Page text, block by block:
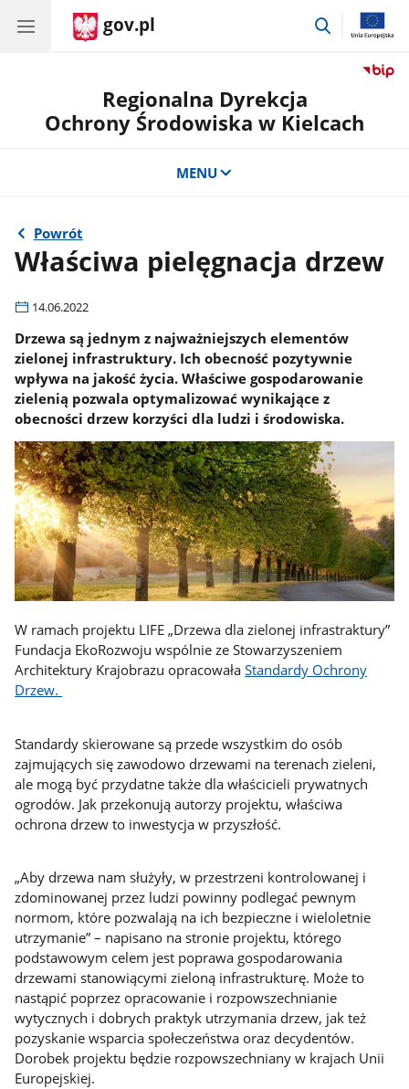
gov.pl
przejdź
Regionalna Dyrekcja
Ochrony Środowiska w Kielcach
MENU
Powrót
Właściwa pielęgnacja drzew
14.06.2022
Drzewa są jednym z najważniejszych elementów
zielonej infrastruktury. Ich obecność pozytywnie
wpływa na jakość życia. Właściwe gospodarowanie
zielenią pozwala optymalizować wynikające z
obecności drzew korzyści dla ludzi i środowiska.
W ramach projektu LIFE „Drzewa dla zielonej infrastraktury”
Fundacja EkoRozwoju wspólnie ze Stowarzyszeniem
Architektury Krajobrazu opracowałaStandardy Ochrony
Drzew.
Standardy skierowane są przede wszystkim do osób
zajmujących się zawodowo drzewami na terenach zieleni,
ale mogą być przydatne także dla właścicieli prywatnych
ogrodów. Jak przekonują autorzy projektu, właściwa
ochrona drzew to inwestycja w przyszłość.
„Aby drzewa nam służyły, w przestrzeni kontrolowanej i
zdominowanej przez ludzi powinny podlegać pewnym
normom, które pozwalają na ich bezpieczne i wieloletnie
utrzymanie” – napisano na stronie projektu, którego
podstawowym celem jest poprawa gospodarowania
drzewami stanowiącymi zieloną infrastrukturę. Może to
nastąpić poprzez opracowanie i rozpowszechnianie
wytycznych i dobrych praktyk utrzymania drzew, jak też
pozyskanie wsparcia społeczeństwa oraz decydentów.
Dorobek projektu będzie rozpowszechniany w krajach Unii
Europejskiej.